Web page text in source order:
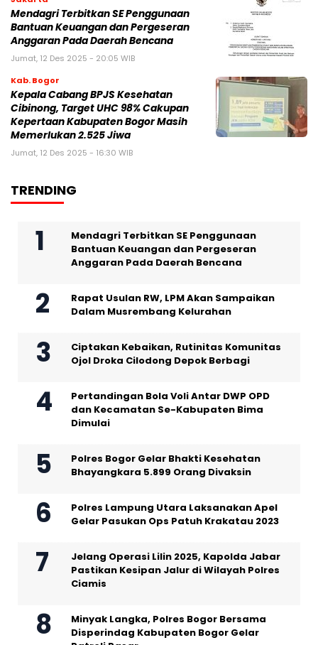
Mendagri Terbitkan SE Penggunaan
Bantuan Keuangan dan Pergeseran
Anggaran Pada Daerah Bencana
Jumat, 12 Des 2025 - 20:05 WIB
Kab. Bogor
Kepala Cabang BPJS Kesehatan
Cibinong, Target UHC 98% Cakupan
Kepertaan Kabupaten Bogor Masih
Memerlukan 2.525 Jiwa
Jumat, 12 Des 2025 - 16:30 WIB
TRENDING
Mendagri Terbitkan SE Penggunaan
Bantuan Keuangan dan Pergeseran
Anggaran Pada Daerah Bencana
Rapat Usulan RW, LPM Akan Sampaikan
Dalam Musrembang Kelurahan
Ciptakan Kebaikan, Rutinitas Komunitas
Ojol Droka Cilodong Depok Berbagi
Pertandingan Bola Voli Antar DWP OPD
dan Kecamatan Se-Kabupaten Bima
Dimulai
Polres Bogor Gelar Bhakti Kesehatan
Bhayangkara 5.899 Orang Divaksin
Polres Lampung Utara Laksanakan Apel
Gelar Pasukan Ops Patuh Krakatau 2023
Jelang Operasi Lilin 2025, Kapolda Jabar
Pastikan Kesipan Jalur di Wilayah Polres
Ciamis
Minyak Langka, Polres Bogor Bersama
Disperindag Kabupaten Bogor Gelar